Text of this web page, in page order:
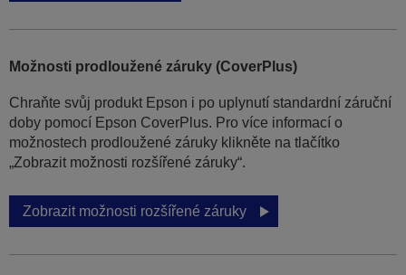
Možnosti prodloužené záruky (CoverPlus)
Chraňte svůj produkt Epson i po uplynutí standardní záruční
doby pomocí Epson CoverPlus. Pro více informací o
možnostech prodloužené záruky klikněte na tlačítko
„Zobrazit možnosti rozšířené záruky“.
Zobrazit možnosti rozšířené záruky